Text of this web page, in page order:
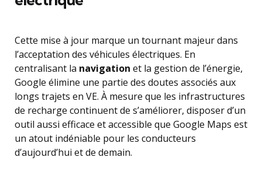
Cette mise à jour marque un tournant majeur dans
l’acceptation des véhicules électriques. En
centralisant la navigation et la gestion de l’énergie,
Google élimine une partie des doutes associés aux
longs trajets en VE. À mesure que les infrastructures
de recharge continuent de s’améliorer, disposer d’un
outil aussi efficace et accessible que Google Maps est
un atout indéniable pour les conducteurs
d’aujourd’hui et de demain.